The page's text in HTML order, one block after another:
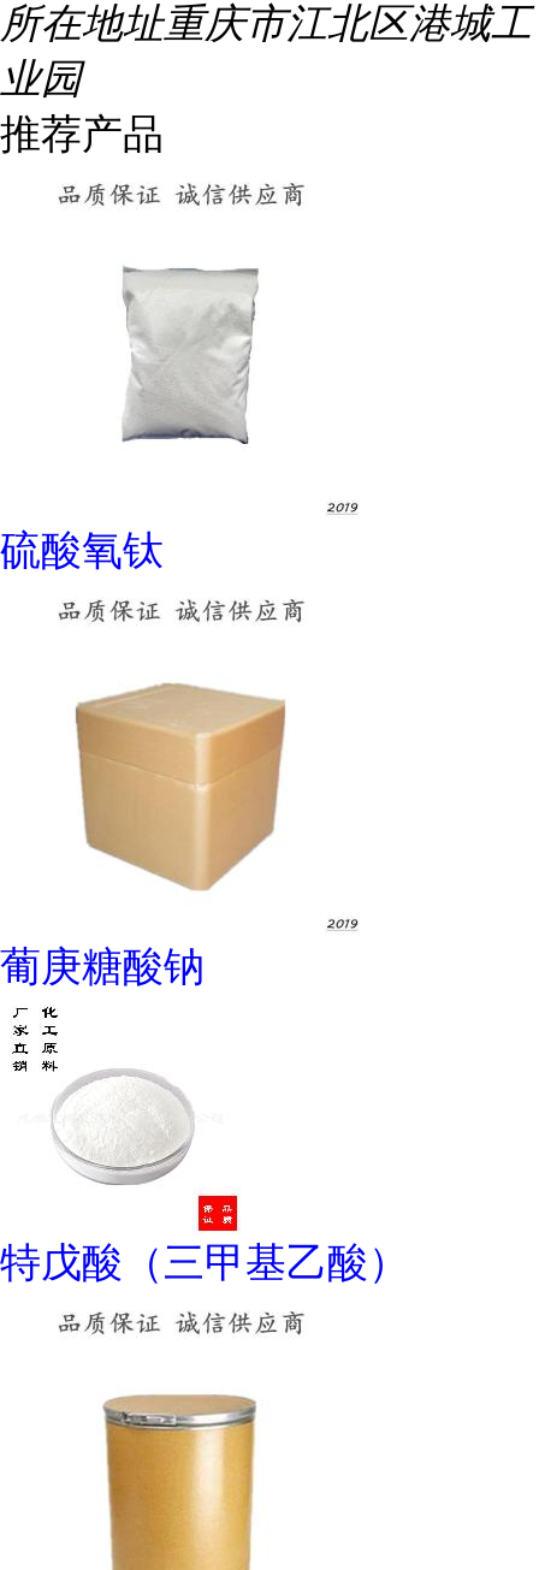
所在地址重庆市江北区港城工
业园
推荐产品
硫酸氧钛
葡庚糖酸钠
特戊酸（三甲基乙酸）